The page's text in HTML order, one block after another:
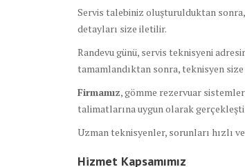
Servis talebiniz oluşturulduktan sonra,
detayları size iletilir.
Randevu günü, servis teknisyeni
tamamlandıktan sonra, teknisyen
Firmamız, gömme rezervuar
talimatlarına uygun olarak
Uzman teknisyenler, sorunları hızlı
Hizmet Kapsamımız